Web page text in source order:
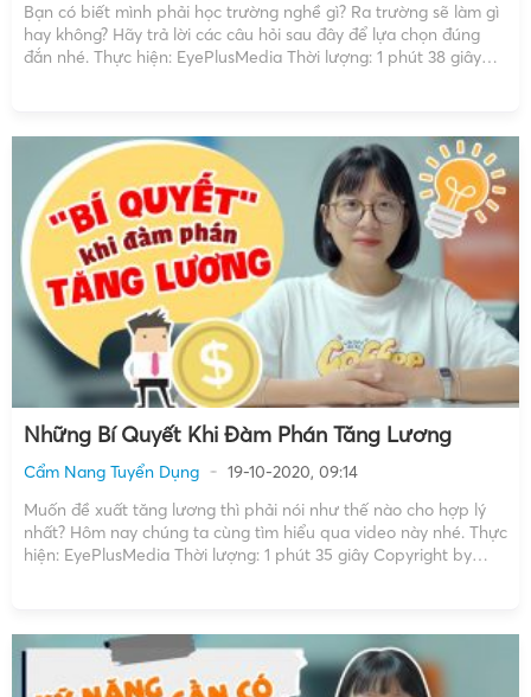
Bạn có biết mình phải học trường nghề gì? Ra trường sẽ làm gì
hay không? Hãy trả lời các câu hỏi sau đây để lựa chọn đúng
đắn nhé. Thực hiện: EyePlusMedia Thời lượng: 1 phút 38 giây
Những Bí Quyết Khi Đàm Phán Tăng Lương
Cẩm Nang Tuyển Dụng
19-10-2020, 09:14
Muốn đề xuất tăng lương thì phải nói như thế nào cho hợp lý
nhất? Hôm nay chúng ta cùng tìm hiểu qua video này nhé. Thực
hiện: EyePlusMedia Thời lượng: 1 phút 35 giây Copyright by